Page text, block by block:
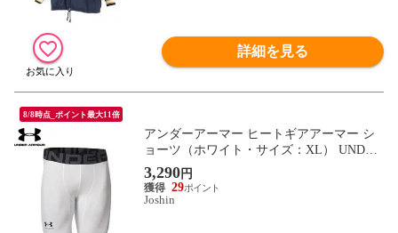
詳細を見る
8/8時点_ポイント最大11倍
アンダーアーマー ヒートギアアーマー シ
ョーツ（ホワイト・サイズ：XL） UNDER
ARMOUR UA 1371948-100-XL 【返品種別
A】
3,290円
29
Joshin